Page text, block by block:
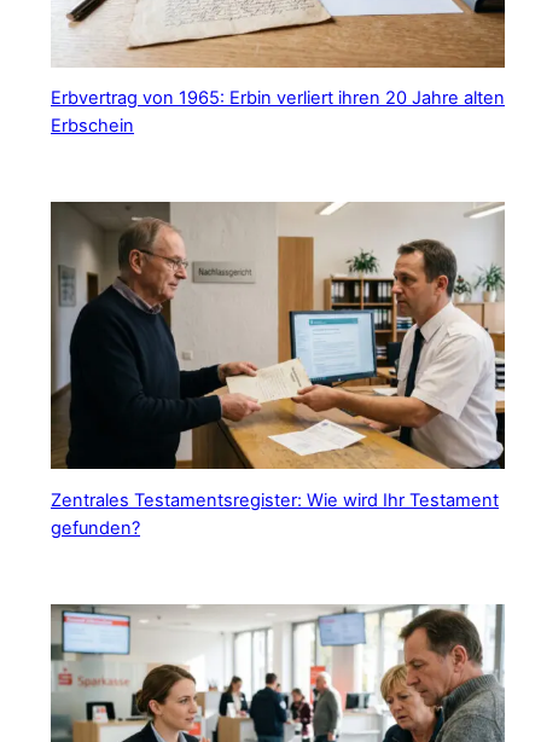
Erbvertrag von 1965: Erbin verliert ihren 20 Jahre alten
Erbschein
Zentrales Testamentsregister: Wie wird Ihr Testament
gefunden?